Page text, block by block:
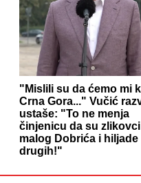
"Mislili su da ćemo mi
Crna Gora..." Vučić
ustaše: "To ne menja
činjenicu da su
malog Dobrića i hiljade
drugih!"